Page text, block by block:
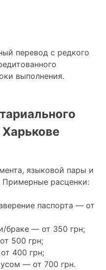
перевод с редкого
выполнения.
языковой пары и
Примерные расценки:
паспорта — от
браке — от 350 грн;
500 грн;
400 грн;
— от 700 грн.